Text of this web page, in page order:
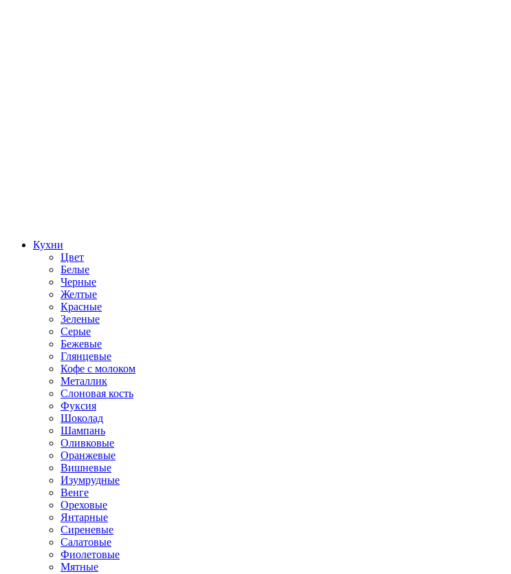
Кухни
Цвет
Белые
Черные
Желтые
Красные
Зеленые
Серые
Бежевые
Глянцевые
Кофе с молоком
Металлик
Слоновая кость
Фуксия
Шоколад
Шампань
Оливковые
Оранжевые
Вишневые
Изумрудные
Венге
Ореховые
Янтарные
Сиреневые
Салатовые
Фиолетовые
Мятные